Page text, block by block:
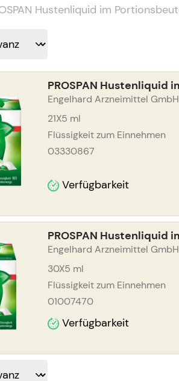
Hustenliquid im
PROSPAN Hustenliquid
Engelhard Arzneimittel
21X5 ml
Flüssigkeit zum Einnehmen
03330867
Verfügbarkeit
PROSPAN Hustenliquid
Engelhard Arzneimittel
30X5 ml
Flüssigkeit zum Einnehmen
01007470
Verfügbarkeit